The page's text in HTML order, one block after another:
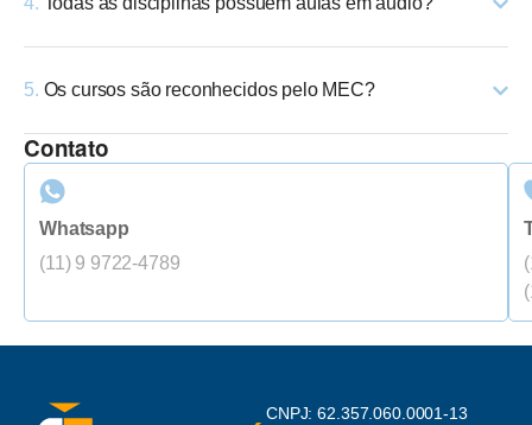
5. Os cursos são reconhecidos pelo MEC?
Contato
Whatsapp
(11) 9 9722-4789
CNPJ: 62.357.060.0001-13